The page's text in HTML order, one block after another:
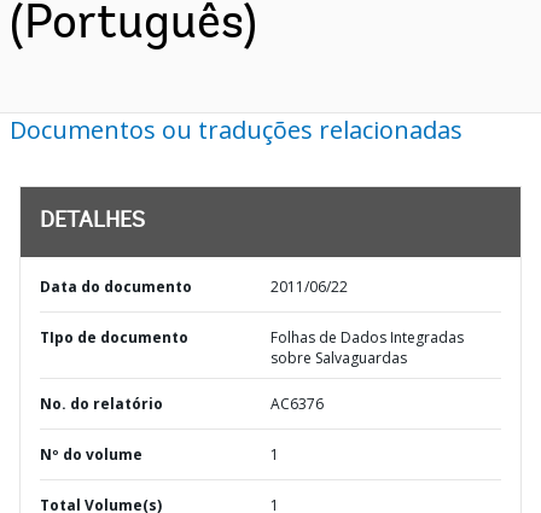
(Português)
Documentos ou traduções relacionadas
DETALHES
Data do documento 2011/06/22
TIpo de documento
Folhas de Dados Integradas
sobre Salvaguardas
No. do relatório AC6376
Nº do volume 1
Total Volume(s) 1